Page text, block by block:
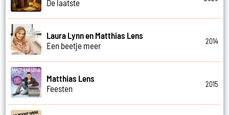
De laatste
Laura Lynn en Matthias Lens
Een beetje meer
2014
Matthias Lens
Feesten
2015